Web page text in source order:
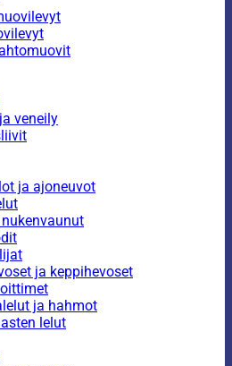
veneily
ja ajoneuvot
ja keppihevoset
ja hahmot
lelut